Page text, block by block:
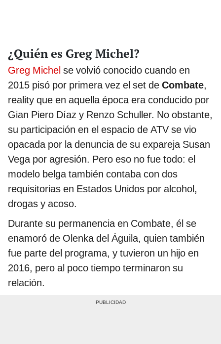
¿Quién es Greg Michel?
Greg Michel se volvió conocido cuando en
2015 pisó por primera vez el set de Combate,
reality que en aquella época era conducido por
Gian Piero Díaz y Renzo Schuller. No obstante,
su participación en el espacio de ATV se vio
opacada por la denuncia de su expareja Susan
Vega por agresión. Pero eso no fue todo: el
modelo belga también contaba con dos
requisitorias en Estados Unidos por alcohol,
drogas y acoso.
Durante su permanencia en Combate, él se
enamoró de Olenka del Águila, quien también
fue parte del programa, y tuvieron un hijo en
2016, pero al poco tiempo terminaron su
relación.